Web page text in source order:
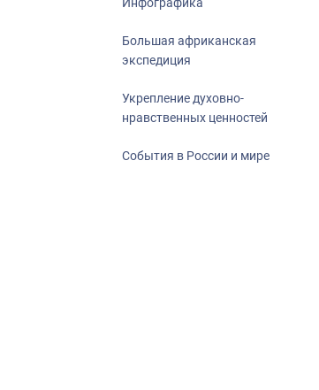
Большая африканская
экспедиция
Укрепление духовно-
нравственных ценностей
События в России и мире